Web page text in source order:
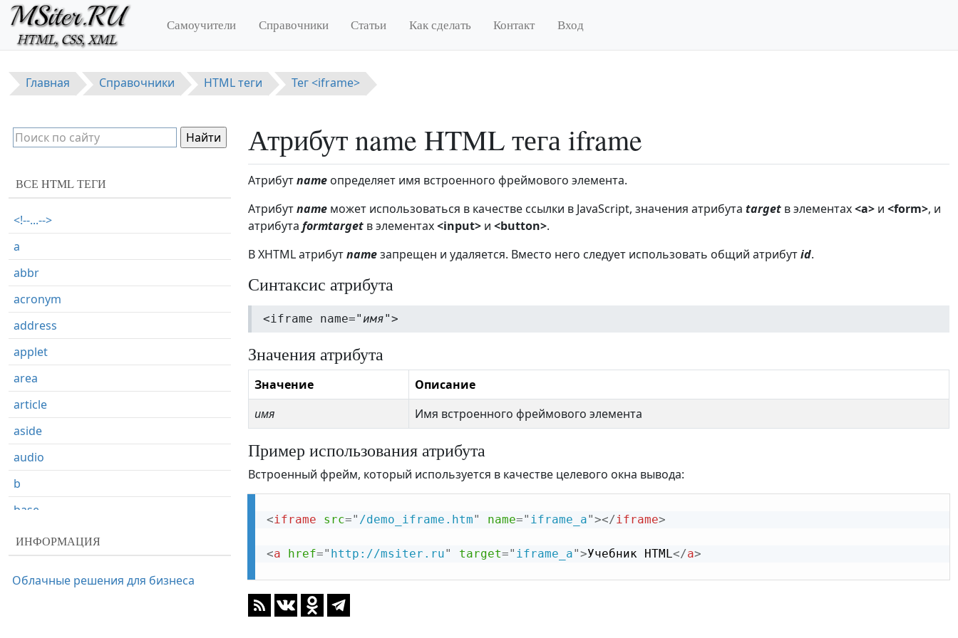
Перейти к основному содержанию
Самоучители Справочники Статьи Как сделать Контакт Вход
Главная Справочники HTML теги Тег <iframe>
Атрибут name HTML тега iframe
Атрибутname определяет имя встроенного фреймового элемента.
Атрибутname может использоваться в качестве ссылки в JavaScript, значения атрибута target в элементах<a> и <form>, и
атрибута formtarget в элементах<input> и <button>.
В XHTML атрибутnameзапрещен и удаляется. Вместо него следует использовать общий атрибутid.
Синтаксис атрибута
<iframe name="имя">
Значения атрибута
Значение
Описание
имя
Имя встроенного фреймового элемента
Пример использования атрибута
Встроенный фрейм, который используется в качестве целевого окна вывода:
<iframe src=" /demo_iframe.htm" name=" iframe_a"></iframe>
<a href=" http://msiter.ru" target=" iframe_a">Учебник HTML</a>
ВСЕ HTML ТЕГИ
<!--...-->
a
abbr
acronym
address
applet
area
article
aside
audio
b
base
basefont
bdo
ИНФОРМАЦИЯ
Облачные решения для бизнеса